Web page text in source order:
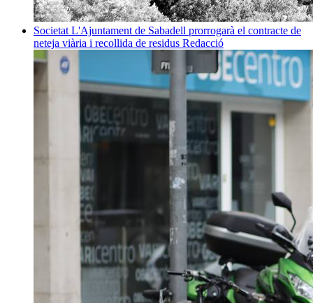
Societat L'Ajuntament de Sabadell prorrogarà el contracte de
neteja viària i recollida de residus Redacció